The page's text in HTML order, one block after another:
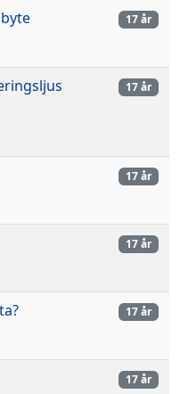
17 år
17 år
17 år
17 år
17 år
17 år